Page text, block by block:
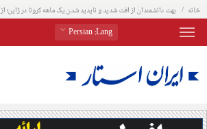
خانه بهت دانشمندان از افت شدید و ناپدید شدن یک ماهه کرونا در ژاپن؛ از ۶,۰۰۰ مورد به ۱۰۰ مورد در توکیو
Lang
: Persian